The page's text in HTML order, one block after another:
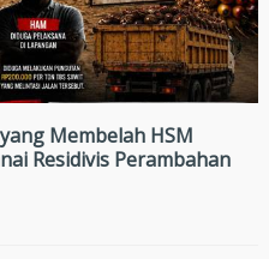
Membelah HSM
Residivis Perambahan